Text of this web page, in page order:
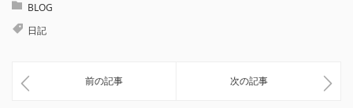
BLOG
日記
前の記事 次の記事